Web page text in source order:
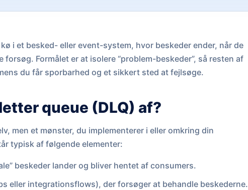
i et besked- eller event-system, hvor beskeder ender, når de
Formålet er at isolere “problem-beskeder”, så resten af
du får sporbarhed og et sikkert sted at fejlsøge.
queue (DLQ) af?
men et mønster, du implementerer i eller omkring din
typisk af følgende elementer:
beskeder lander og bliver hentet af consumers.
eller integrationsflows), der forsøger at behandle beskederne.